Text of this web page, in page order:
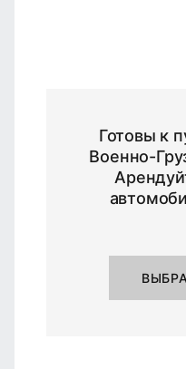
Готовы к
Военно-